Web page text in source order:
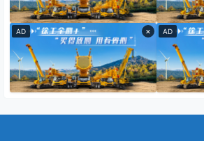
×
AD AD